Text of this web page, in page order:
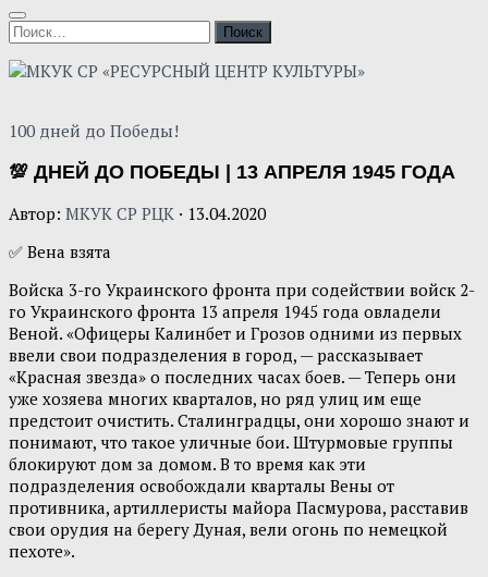
Найти:
100 дней до Победы!
💯 ДНЕЙ ДО ПОБЕДЫ | 13 АПРЕЛЯ 1945 ГОДА
Автор: МКУК СР РЦК · 13.04.2020
✅ Вена взята
Войска 3-го Украинского фронта при содействии войск 2-
го Украинского фронта 13 апреля 1945 года овладели
Веной. «Офицеры Калинбет и Грозов одними из первых
ввели свои подразделения в город, — рассказывает
«Красная звезда» о последних часах боев. — Теперь они
уже хозяева многих кварталов, но ряд улиц им еще
предстоит очистить. Сталинградцы, они хорошо знают и
понимают, что такое уличные бои. Штурмовые группы
блокируют дом за домом. В то время как эти
подразделения освобождали кварталы Вены от
противника, артиллеристы майора Пасмурова, расставив
свои орудия на берегу Дуная, вели огонь по немецкой
пехоте».